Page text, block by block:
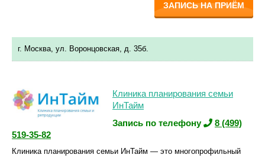
ЗАПИСЬ НА ПРИЁМ
г. Москва, ул. Воронцовская, д. 35б.
Клиника планирования семьи
ИнТайм
Запись по телефону
8 (499)
519-35-82
Клиника планирования семьи ИнТайм — это многопрофильный